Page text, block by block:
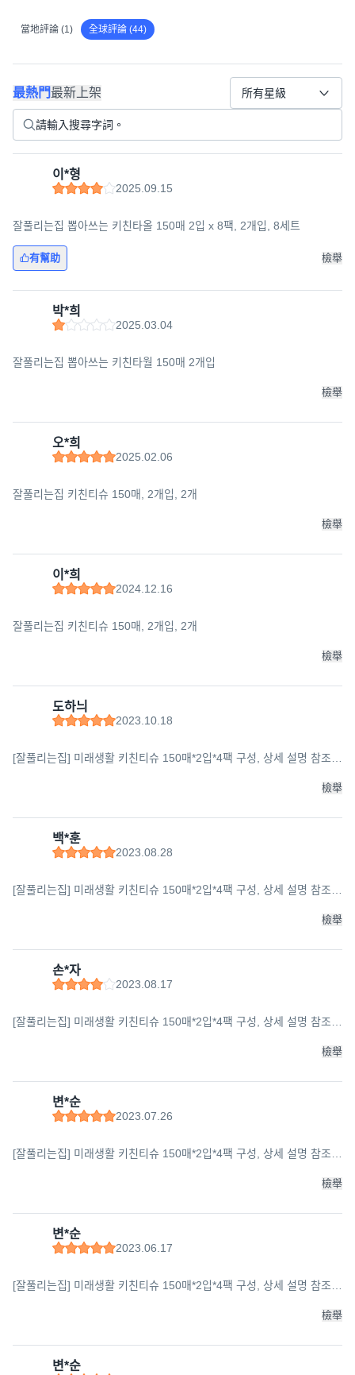
當地評論 (1) 全球評論 (44)
最熱門最新上架 所有星級
이*형
2025.09.15
잘풀리는집 뽑아쓰는 키친타올 150매 2입 x 8팩, 2개입, 8세트
有幫助 檢舉
박*희
2025.03.04
잘풀리는집 뽑아쓰는 키친타월 150매 2개입
檢舉
오*희
2025.02.06
잘풀리는집 키친티슈 150매, 2개입, 2개
檢舉
이*희
2024.12.16
잘풀리는집 키친티슈 150매, 2개입, 2개
檢舉
도하늬
2023.10.18
[잘풀리는집] 미래생활 키친티슈 150매*2입*4팩 구성, 상세 설명 참조,
檢舉
백*훈
2023.08.28
[잘풀리는집] 미래생활 키친티슈 150매*2입*4팩 구성, 상세 설명 참조,
檢舉
손*자
2023.08.17
[잘풀리는집] 미래생활 키친티슈 150매*2입*4팩 구성, 상세 설명 참조,
檢舉
변*순
2023.07.26
[잘풀리는집] 미래생활 키친티슈 150매*2입*4팩 구성, 상세 설명 참조,
檢舉
변*순
2023.06.17
[잘풀리는집] 미래생활 키친티슈 150매*2입*4팩 구성, 상세 설명 참조,
檢舉
변*순